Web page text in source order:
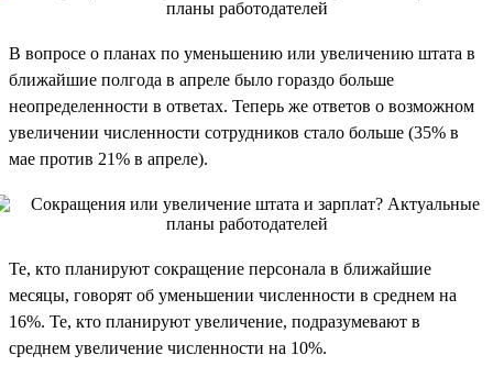
В вопросе о планах по уменьшению или увеличению штата в
ближайшие полгода в апреле было гораздо больше
неопределенности в ответах. Теперь же ответов о возможном
увеличении численности сотрудников стало больше (35% в
мае против 21% в апреле).
Те, кто планируют сокращение персонала в ближайшие
месяцы, говорят об уменьшении численности в среднем на
16%. Те, кто планируют увеличение, подразумевают в
среднем увеличение численности на 10%.